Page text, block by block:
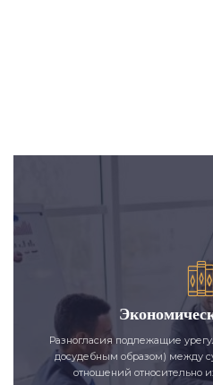
Разногласия подлежащие
досудебным образом) между
отношений относительно